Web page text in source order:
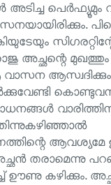
പെർഫ്യൂമും
അച്ഛന്റെ മുഖത്തും
ആസ്വദിക്കും.
ആവശ്യമേ
തരാമെന്നു
ഊണു കഴിക്കും.